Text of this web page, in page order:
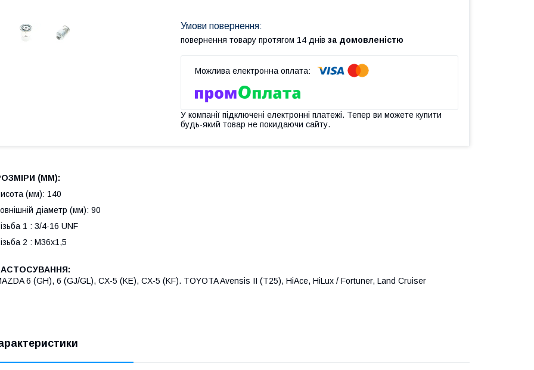
повернення товару протягом 14 днів за домовленістю
У компанії підключені електронні платежі. Тепер ви можете купити
будь-який товар не покидаючи сайту.
(MM):
(мм): 140
діаметр (мм): 90
1 : 3/4-16 UNF
2 : M36x1,5
6 (GH), 6 (GJ/GL), CX-5 (KE), CX-5 (KF). TOYOTA Avensis II (T25), HiAce, HiLux / Fortuner, Land Cruiser